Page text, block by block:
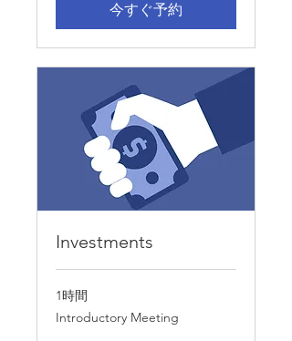
今すぐ予約
Investments
1時間
Introductory
Meeting
Introductory Meeting